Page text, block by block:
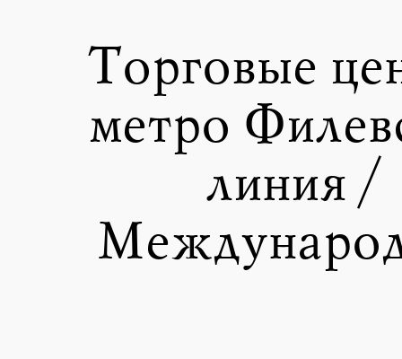
Торговые
метро
линия /